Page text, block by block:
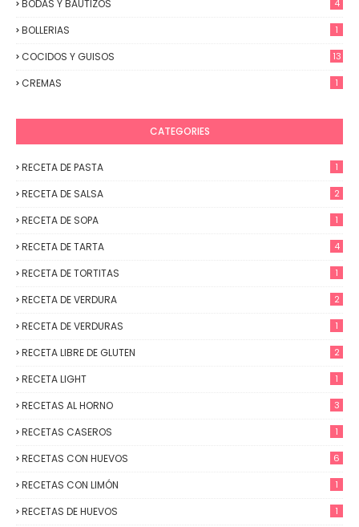
BODAS Y BAUTIZOS 4
BOLLERIAS 1
COCIDOS Y GUISOS 13
CREMAS 1
CATEGORIES
RECETA DE PASTA 1
RECETA DE SALSA 2
RECETA DE SOPA 1
RECETA DE TARTA 4
RECETA DE TORTITAS 1
RECETA DE VERDURA 2
RECETA DE VERDURAS 1
RECETA LIBRE DE GLUTEN 2
RECETA LIGHT 1
RECETAS AL HORNO 3
RECETAS CASEROS 1
RECETAS CON HUEVOS 6
RECETAS CON LIMÓN 1
RECETAS DE HUEVOS 1